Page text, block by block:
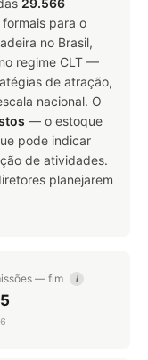
formais para o
no Brasil,
no regime CLT —
de atração,
nacional. O
— o estoque
pode indicar
de atividades.
planejarem
— fim i